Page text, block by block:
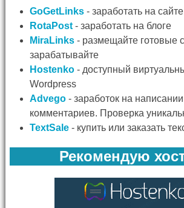
GoGetLinks - заработать на сайте
RotaPost- заработать на блоге
MiraLinks- размещайте готовые
зарабатывайте
Hostenko- доступный
Wordpress
Advego- заработок на написании
комментариев. Проверка
TextSale- купить или заказать
Рекомендую